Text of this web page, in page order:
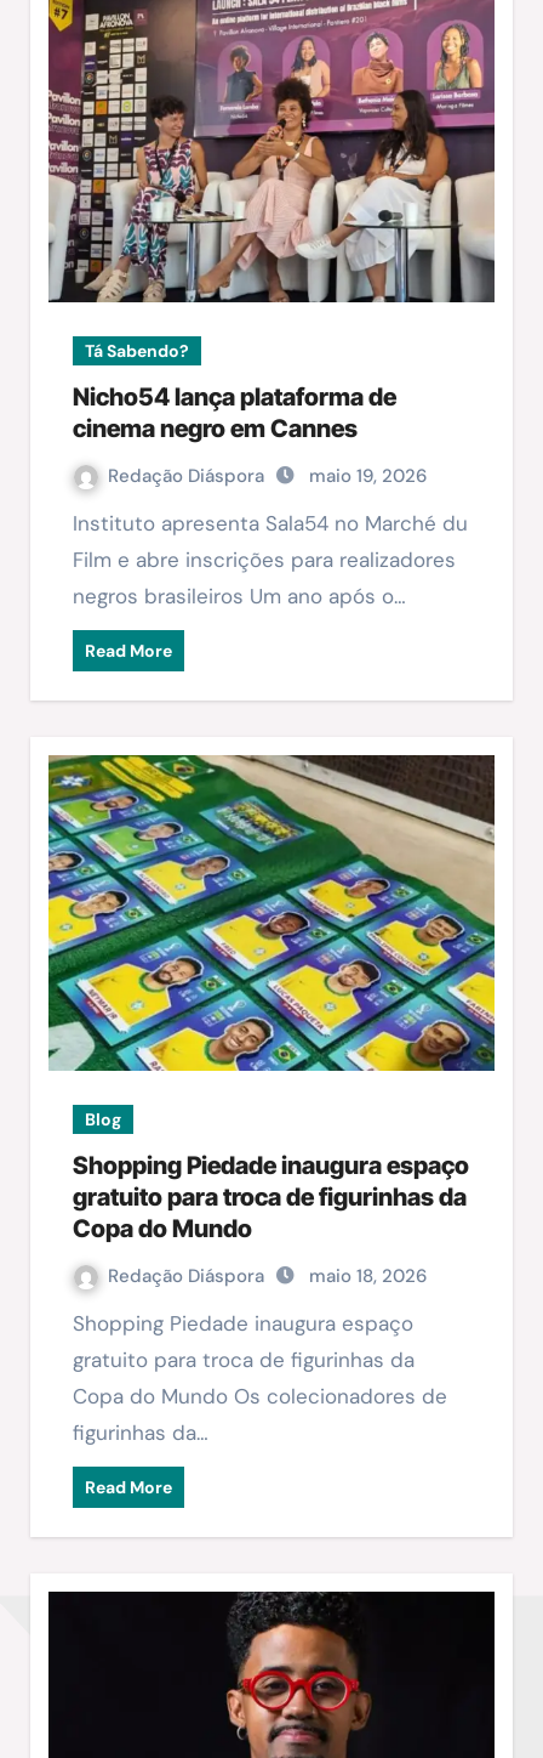
Tá Sabendo?
Nicho54 lança plataforma de
cinema negro em Cannes
Redação Diáspora maio 19, 2026
Instituto apresenta Sala54 no Marché du
Film e abre inscrições para realizadores
negros brasileiros Um ano após o…
Read More
Blog
Shopping Piedade inaugura espaço
gratuito para troca de figurinhas da
Copa do Mundo
Redação Diáspora maio 18, 2026
Shopping Piedade inaugura espaço
gratuito para troca de figurinhas da
Copa do Mundo Os colecionadores de
figurinhas da…
Read More